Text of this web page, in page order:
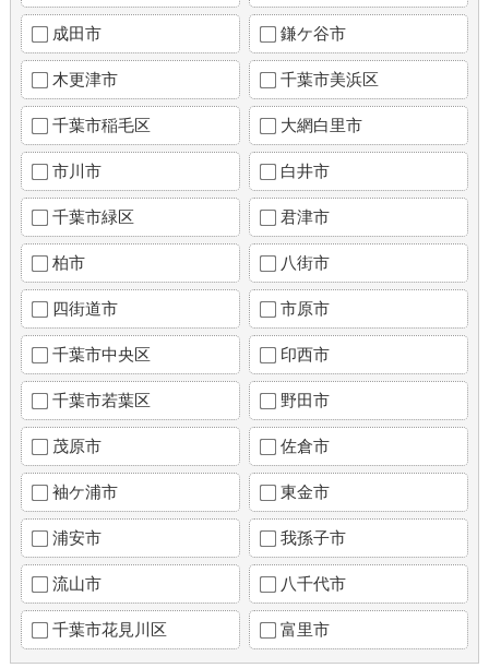
成田市 鎌ケ谷市
木更津市 千葉市美浜区
千葉市稲毛区 大網白里市
市川市 白井市
千葉市緑区 君津市
柏市 八街市
四街道市 市原市
千葉市中央区 印西市
千葉市若葉区 野田市
茂原市 佐倉市
袖ケ浦市 東金市
浦安市 我孫子市
流山市 八千代市
千葉市花見川区 富里市